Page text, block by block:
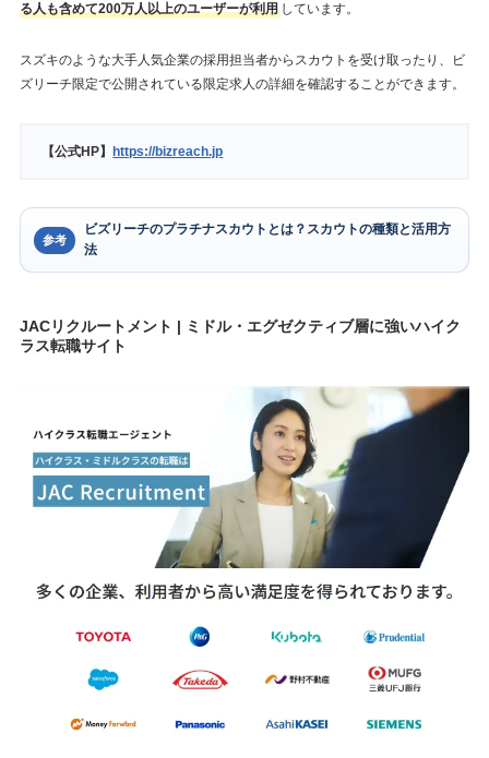
る人も含めて200万人以上のユーザーが利用しています。
スズキのような大手人気企業の採用担当者からスカウトを受け取ったり、ビ
ズリーチ限定で公開されている限定求人の詳細を確認することができます。
【公式HP】 https://bizreach.jp
参考
ビズリーチのプラチナスカウトとは？スカウトの種類と活用方
法
JACリクルートメント | ミドル・エグゼクティブ層に強いハイク
ラス転職サイト